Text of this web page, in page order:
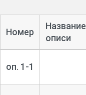
Номер
Название
описи
оп. 1-1